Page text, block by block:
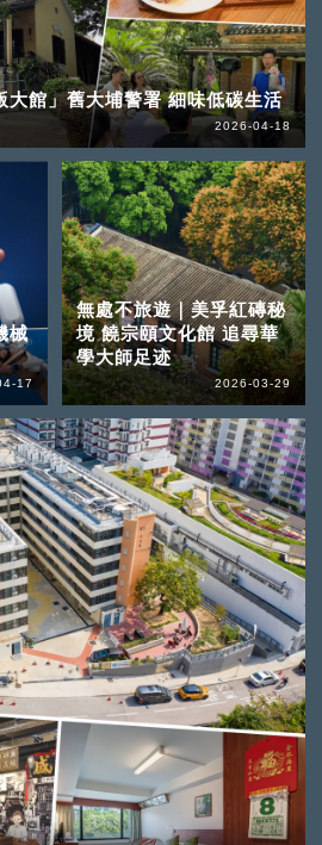
大館」舊大埔警署 細味低碳生活
2026-04-18
械
17
無處不旅遊｜美孚紅磚秘
境 饒宗頤文化館 追尋華
學大師足迹
2026-03-29